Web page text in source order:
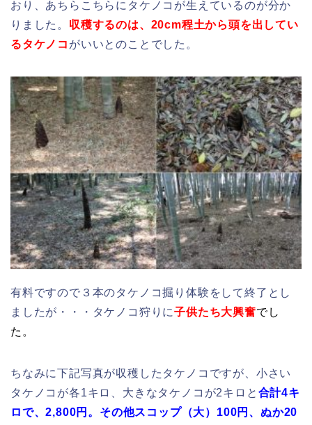
おり、あちらこちらにタケノコが生えているのが分か
りました。 収穫するのは、20cm程土から頭を出してい
るタケノコ がいいとのことでした。
有料ですので３本のタケノコ掘り体験をして終了とし
ましたが・・・タケノコ狩りに子供たち大興奮でし
た。
ちなみに下記写真が収穫したタケノコですが、小さい
タケノコが各1キロ、大きなタケノコが2キロと 合計4キ
ロで、2,800円。その他スコップ（大）100円、ぬか20